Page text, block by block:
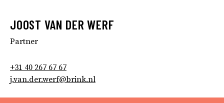
JOOST VAN DER WERF
Partner
+31 40 267 67 67
j.van.der.werf@brink.nl